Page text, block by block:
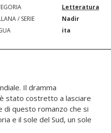
Letteratura
/ SERIE
Nadir
ita
Il dramma
stato costretto a lasciare
questo romanzo che si
e il sole del Sud, un sole
mondo e sfinire i
Da queste parti, a dettar
gente ci sono santi e